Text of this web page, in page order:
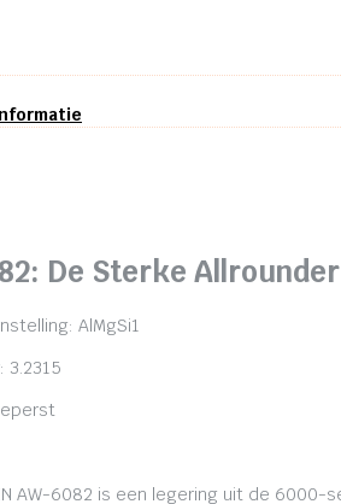
De Sterke Allrounder
AlMgSi1
3.2315
AW-6082 is een legering uit de